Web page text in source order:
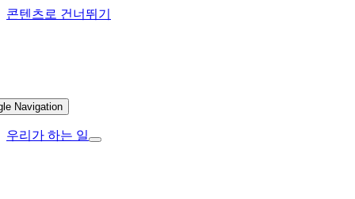
콘텐츠로 건너뛰기
Navigation
우리가 하는 일